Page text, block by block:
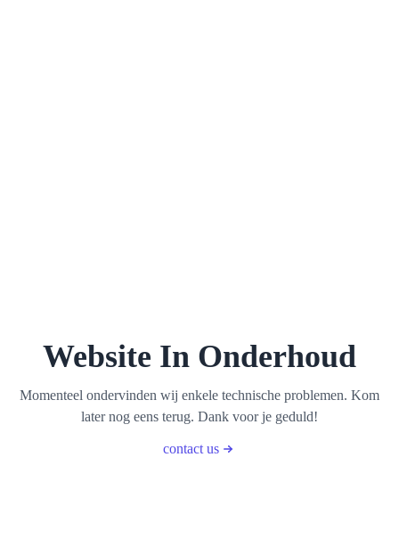
Website In Onderhoud
Momenteel ondervinden wij enkele technische problemen. Kom
later nog eens terug. Dank voor je geduld!
contact us